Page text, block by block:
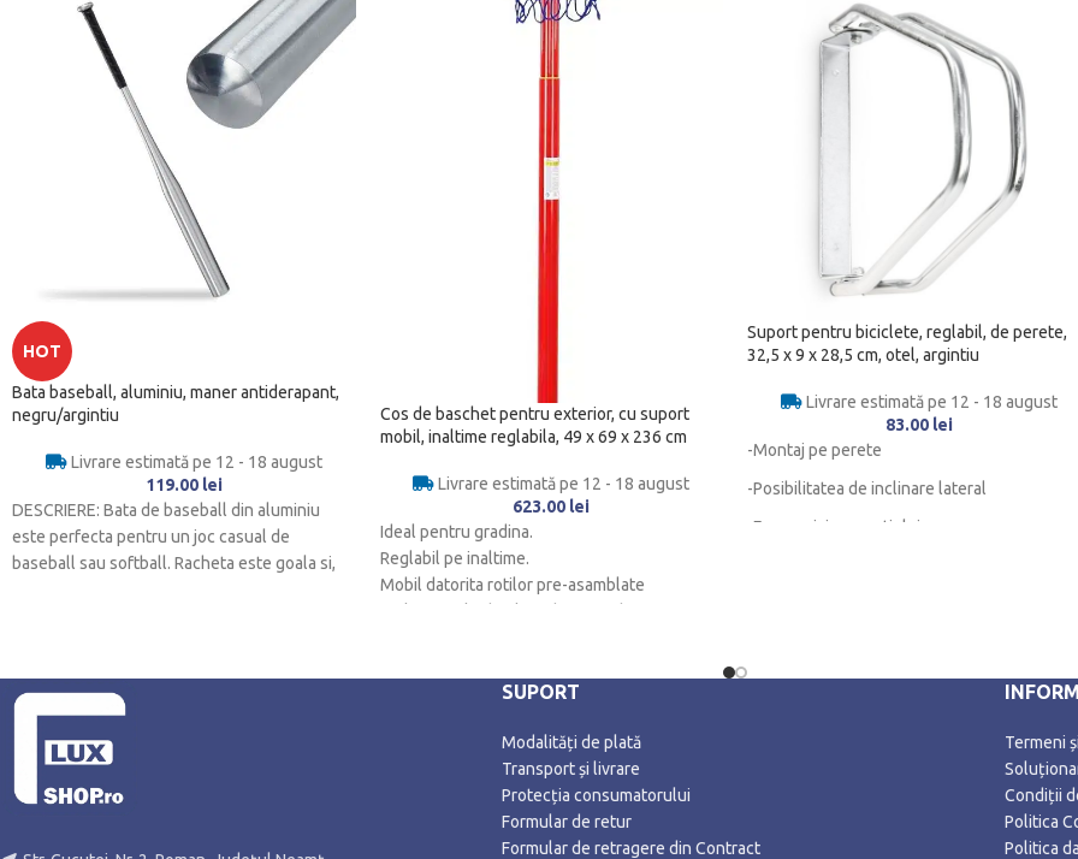
HOT
Bata baseball, aluminiu, maner antiderapant,
negru/argintiu
Livrare estimată pe 12 - 18 august
119.00 lei
DESCRIERE: Bata de baseball din aluminiu
este perfecta pentru un joc casual de
baseball sau softball. Racheta este goala si,
Cos de baschet pentru exterior, cu suport
mobil, inaltime reglabila, 49 x 69 x 236 cm
Livrare estimată pe 12 - 18 august
623.00 lei
Ideal pentru gradina.
Reglabil pe inaltime.
Mobil datorita rotilor pre-asamblate
Suport pentru biciclete, reglabil, de perete,
32,5 x 9 x 28,5 cm, otel, argintiu
Livrare estimată pe 12 - 18 august
83.00 lei
-Montaj pe perete
-Posibilitatea de inclinare lateral
-Economisirea spatiului
SUPORT
Modalități de plată
Transport și livrare
Protecția consumatorului
Formular de retur
Formular de retragere din Contract
Termeni
Condiții
Politica
Politica